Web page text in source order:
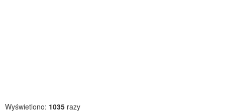
Wyświetlono: 1035 razy